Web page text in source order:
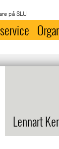
på SLU
Lennart